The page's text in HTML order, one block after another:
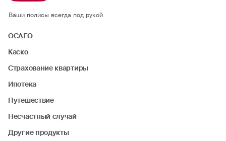
Ваши полисы всегда под рукой
ОСАГО
Каско
Страхование квартиры
Ипотека
Путешествие
Несчастный случай
Другие продукты